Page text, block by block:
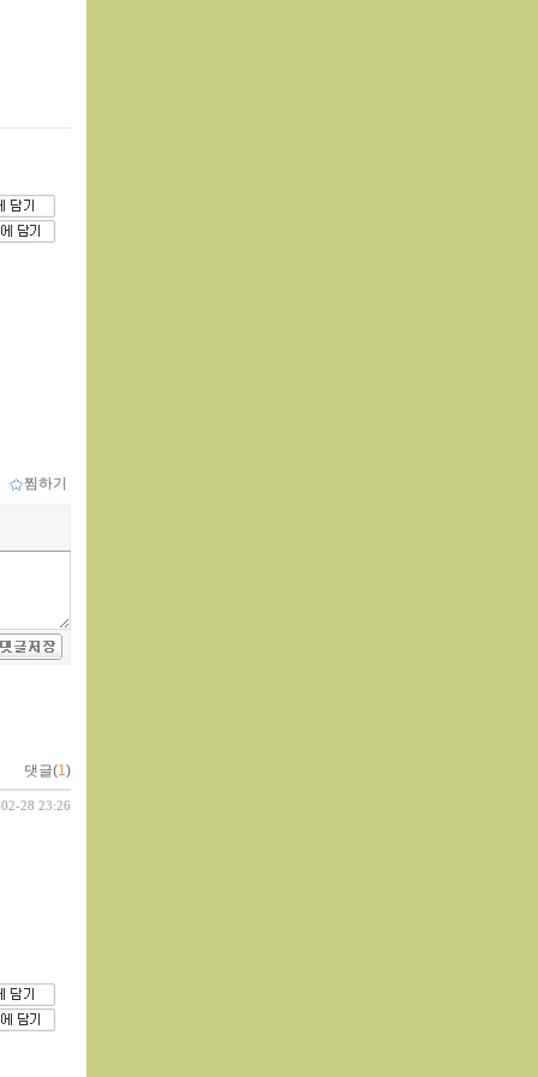
찜하기
댓글(1 )
28 23:26